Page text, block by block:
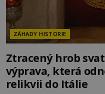
ZÁHADY HISTORIE
Ztracený hrob
výprava, která
relikvii do Itálie